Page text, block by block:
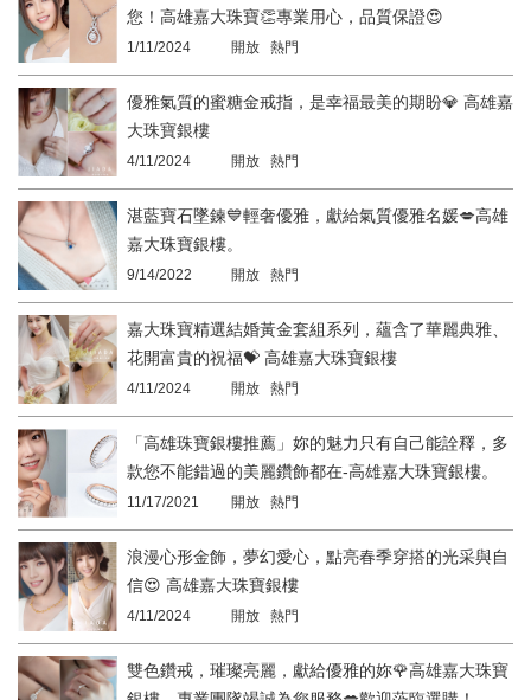
您！高雄嘉大珠寶👏專業用心，品質保證😍
1/11/2024 開放 熱門
優雅氣質的蜜糖金戒指，是幸福最美的期盼💎 高雄嘉
大珠寶銀樓
4/11/2024 開放 熱門
湛藍寶石墜鍊💙輕奢優雅，獻給氣質優雅名媛💋高雄
嘉大珠寶銀樓。
9/14/2022 開放 熱門
嘉大珠寶精選結婚黃金套組系列，蘊含了華麗典雅、
花開富貴的祝福💝 高雄嘉大珠寶銀樓
4/11/2024 開放 熱門
「高雄珠寶銀樓推薦」妳的魅力只有自己能詮釋，多
款您不能錯過的美麗鑽飾都在-高雄嘉大珠寶銀樓。
11/17/2021 開放 熱門
浪漫心形金飾，夢幻愛心，點亮春季穿搭的光采與自
信😍 高雄嘉大珠寶銀樓
4/11/2024 開放 熱門
雙色鑽戒，璀璨亮麗，獻給優雅的妳🌹高雄嘉大珠寶